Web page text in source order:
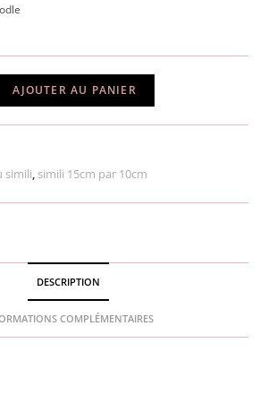
AJOUTER AU PANIER
simili simili 15cm par 10cm
DESCRIPTION
COMPLÉMENTAIRES